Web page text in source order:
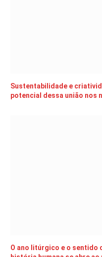
Sustentabilidade e
potencial dessa união nos
O ano litúrgico e o sentido